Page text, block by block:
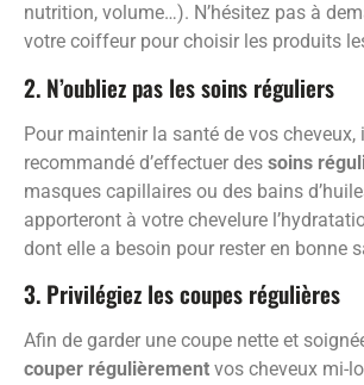
nutrition, volume…). N’hésitez pas à
votre coiffeur pour choisir les produits
2. N’oubliez pas les soins réguliers
Pour maintenir la santé de vos cheveux,
recommandé d’effectuer des soins
masques capillaires ou des bains
apporteront à votre chevelure
dont elle a besoin pour rester en bonne
3. Privilégiez les coupes régulières
Afin de garder une coupe nette et
couper régulièrement vos cheveux mi-